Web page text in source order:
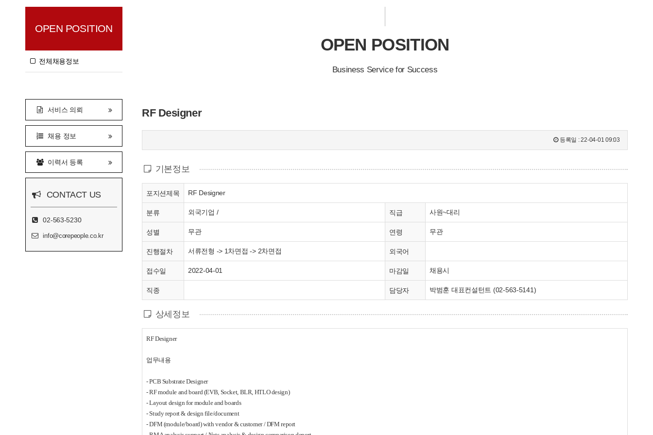
OPEN POSITION
전체채용정보
서비스 의뢰
채용 정보
이력서 등록
CONTACT US
02-563-5230
info@corepeople.co.kr
OPEN POSITION
Business Service for Success
RF Designer
등록일 :22-04-01 09:03
기본정보
포지션제목 RF Designer
분류 외국기업 / 직급 사원~대리
성별 무관 연령 무관
진행절차 서류전형 -> 1차면접 -> 2차면접 외국어
접수일 2022-04-01 마감일 채용시
직종 담당자 박범훈 대표컨설턴트 (02-563-5141)
상세정보
RF Designer
업무내용
- PCB Substrate Designer
- RF module and board (EVB, Socket, BLR, HTLO design)
- Layout design for module and boards
- Study report & design file/document
- DFM (module/board) with vendor & customer / DFM report